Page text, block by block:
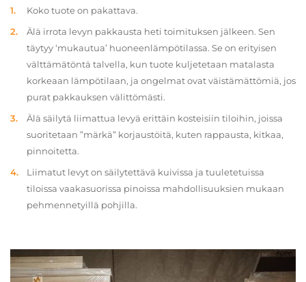
Koko tuote on pakattava.
Älä irrota levyn pakkausta heti toimituksen jälkeen. Sen
täytyy ‘mukautua’ huoneenlämpötilassa. Se on erityisen
välttämätöntä talvella, kun tuote kuljetetaan matalasta
korkeaan lämpötilaan, ja ongelmat ovat väistämättömiä, jos
purat pakkauksen välittömästi.
Älä säilytä liimattua levyä erittäin kosteisiin tiloihin, joissa
suoritetaan ”märkä” korjaustöitä, kuten rappausta, kitkaa,
pinnoitetta.
Liimatut levyt on säilytettävä kuivissa ja tuuletetuissa
tiloissa vaakasuorissa pinoissa mahdollisuuksien mukaan
pehmennetyillä pohjilla.